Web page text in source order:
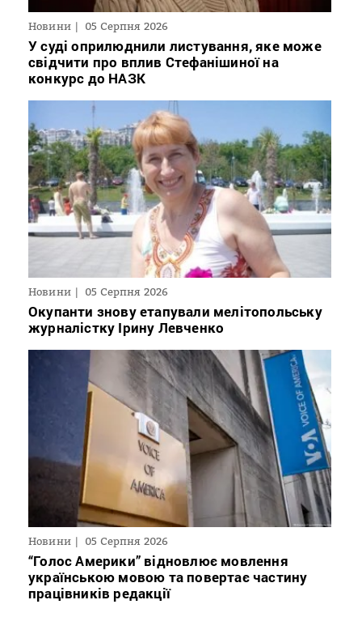
Новини 05 Серпня 2026
У суді оприлюднили листування, яке може
свідчити про вплив Стефанішиної на
конкурс до НАЗК
Новини 05 Серпня 2026
Окупанти знову етапували мелітопольську
журналістку Ірину Левченко
Новини 05 Серпня 2026
“Голос Америки” відновлює мовлення
українською мовою та повертає частину
працівників редакції